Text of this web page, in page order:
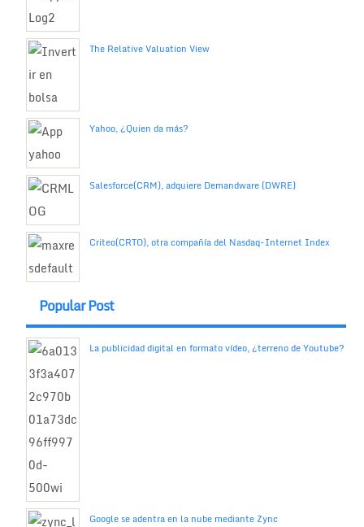
The Relative Valuation View
Yahoo, ¿Quien da más?
Salesforce(CRM), adquiere Demandware (DWRE)
Criteo(CRTO), otra compañía del Nasdaq-Internet Index
Popular Post
La publicidad digital en formato vídeo, ¿terreno de Youtube?
Google se adentra en la nube mediante Zync